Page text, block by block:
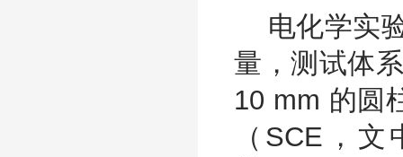
电化学实验
量，测试体
10 mm 的圆
（SCE，